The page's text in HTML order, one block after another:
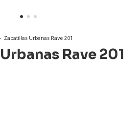
Zapatillas Urbanas Rave 201
Rave 201